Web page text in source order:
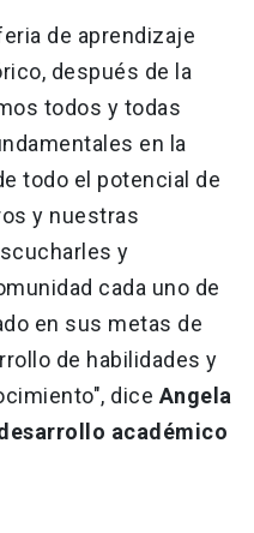
de aprendizaje
después de la
todos y todas
en la
todo el potencial de
y nuestras
y
cada uno de
en sus metas de
de habilidades y
dice Angela
académico